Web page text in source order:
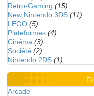
Retro-Gaming (15)
New Nintendo 3DS (11)
LEGO (5)
Plateformes (4)
Cinéma (3)
Société (2)
Nintendo 2DS (1)
Arcade